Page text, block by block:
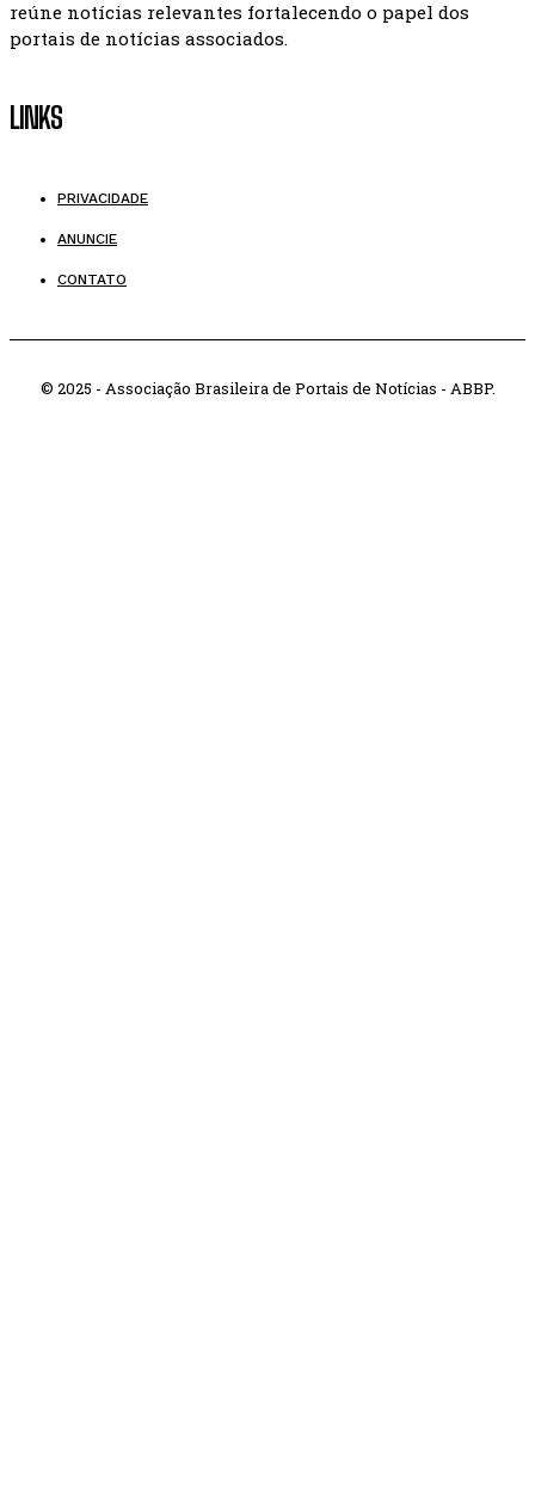
reúne notícias relevantes fortalecendo o papel dos
portais de notícias associados.
LINKS
PRIVACIDADE
ANUNCIE
CONTATO
© 2025 - Associação Brasileira de Portais de Notícias - ABBP.